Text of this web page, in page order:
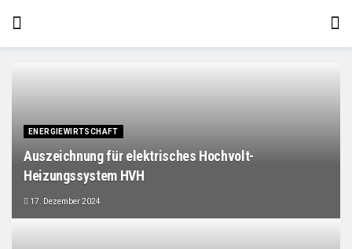
ENERGIEWIRTSCHAFT
Auszeichnung für elektrisches Hochvolt-
Heizungssystem HVH
17. Dezember 2024